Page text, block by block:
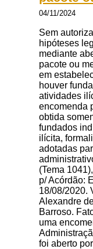
04/11/2024
Sem
hipóteses
mediante
pacote ou
em
houver
atividades
encomenda
obtida
fundados
ilícita,
adotadas
(Tema
p/ Acórdão:
18/08/2020.
Alexandre
Barroso.
uma
foi aberto